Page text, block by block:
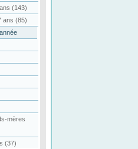
(143)
ans (85)
mères
(37)